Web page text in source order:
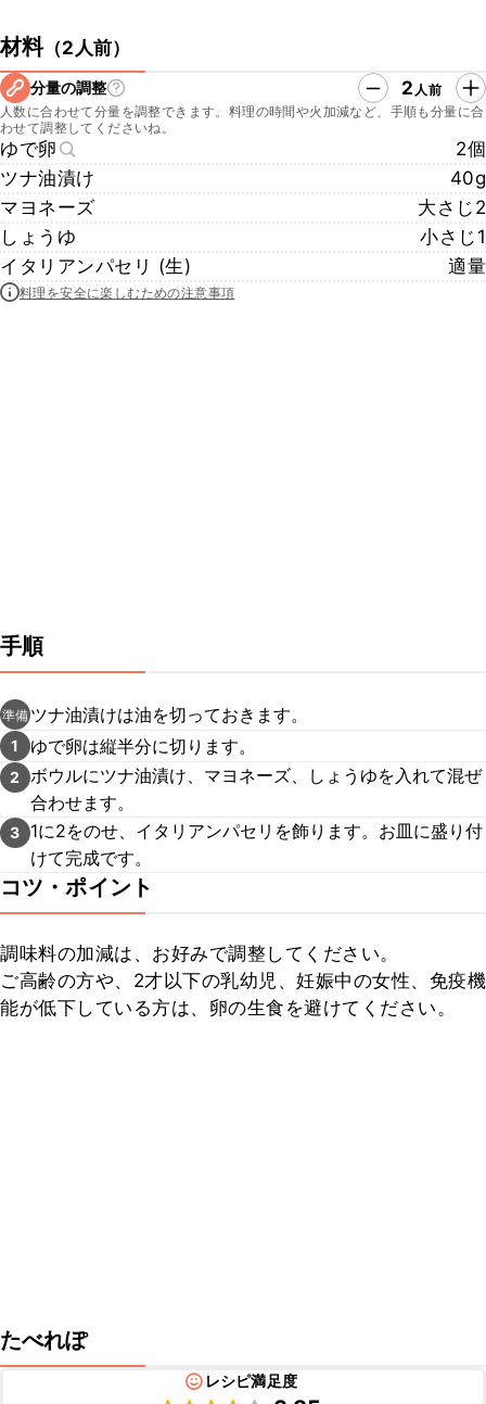
材料（2人前）
分量の調整 2 人前
人数に合わせて分量を調整できます。料理の時間や火加減など、手順も分量に合
わせて調整してくださいね。
ゆで卵
2個
ツナ油漬け
40g
マヨネーズ
大さじ2
しょうゆ
小さじ1
イタリアンパセリ (生)
適量
料理を安全に楽しむための注意事項
手順
準備 ツナ油漬けは油を切っておきます。
1 ゆで卵は縦半分に切ります。
2
ボウルにツナ油漬け、マヨネーズ、しょうゆを入れて混ぜ
合わせます。
3
1に2をのせ、イタリアンパセリを飾ります。お皿に盛り付
けて完成です。
コツ・ポイント
調味料の加減は、お好みで調整してください。
ご高齢の方や、2才以下の乳幼児、妊娠中の女性、免疫機
能が低下している方は、卵の生食を避けてください。
たべれぽ
レシピ満足度